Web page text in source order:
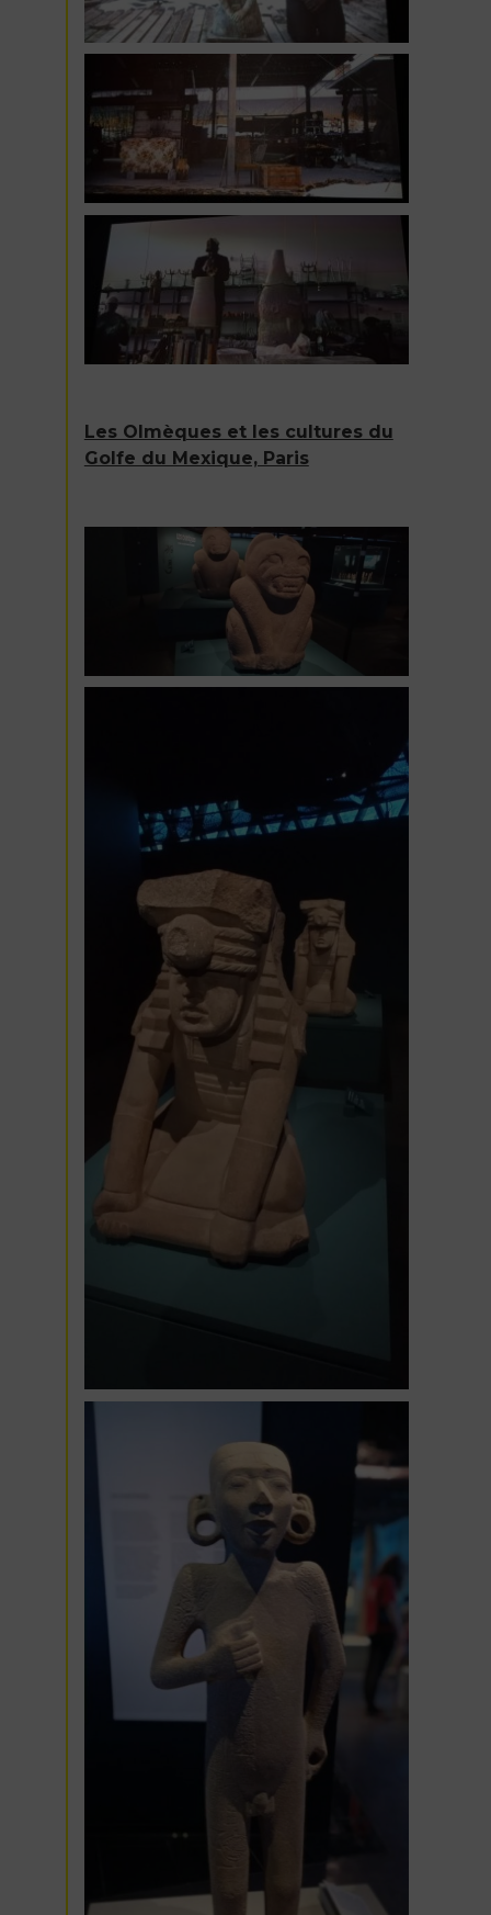
Les Olmèques et les cultures du
Golfe du Mexique, Paris